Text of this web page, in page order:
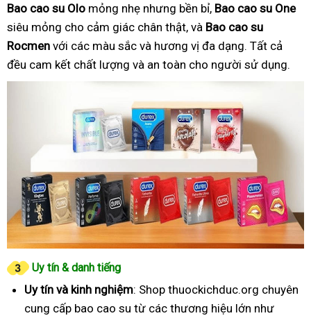
Bao cao su Olo mỏng nhẹ nhưng bền bỉ, Bao cao su One
siêu mỏng cho cảm giác chân thật, và Bao cao su
Rocmen với các màu sắc và hương vị đa dạng. Tất cả
đều cam kết chất lượng và an toàn cho người sử dụng.
Uy tín & danh tiếng
Uy tín và kinh nghiệm: Shop thuockichduc.org chuyên
cung cấp bao cao su từ các thương hiệu lớn như